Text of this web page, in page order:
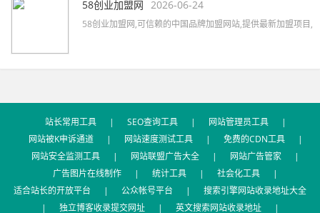
58创业加盟网 2026-06-24
58创业加盟网,可信赖的中国品牌加盟网站,提供最新加盟项目,
站长常用工具 | SEO查询工具 | 网站管理员工具
|
网站被K申诉通道
| 网站速度测试工具 | 免费的CDN工具
|
网站安全监测工具
| 网站联盟广告大全 | 网站广告管家
|
广告图片在线制作
| 统计工具 | 社会化工具
|
适合站长的开放平台
| 公众帐号平台 |
搜索引擎网站收录地址大全
|
独立博客收录提交网址 | 英文搜索网站收录地址 |